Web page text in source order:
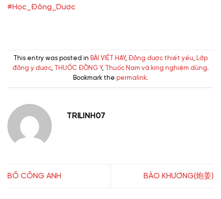
#Học_Đông_Dược
This entry was posted in BÀI VIẾT HAY, Đông dược thiết yếu, Lớp
đông y dược, THUỐC ĐÔNG Y, Thuốc Nam và king nghiệm dùng.
Bookmark the permalink.
TRILINH07
BỒ CÔNG ANH BÀO KHƯƠNG(炮姜)